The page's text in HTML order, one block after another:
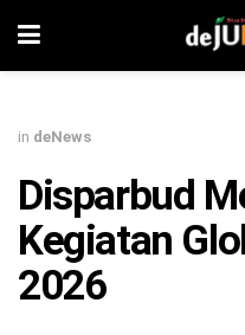
in deNews
Disparbud
Kegiatan
2026